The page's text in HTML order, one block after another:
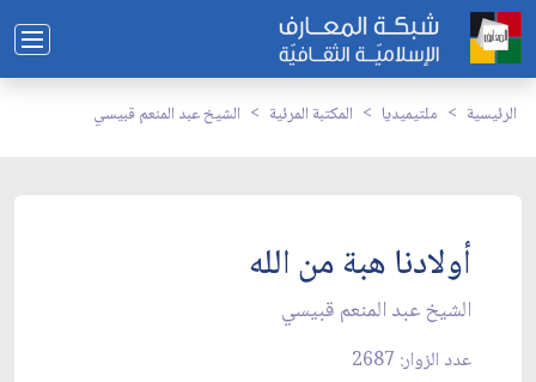
الرئيسية ملتيميديا المكتبة المرئية الشيخ عبد المنعم قبيسي
أولادنا هبة من الله
الشيخ عبد المنعم قبيسي
عدد الزوار: 2687